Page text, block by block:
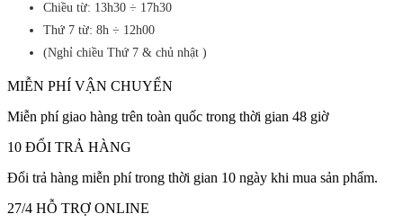
Chiều từ: 13h30 ÷ 17h30
Thứ 7 từ: 8h ÷ 12h00
(Nghỉ chiều Thứ 7 & chủ nhật )
MIỄN PHÍ VẬN CHUYỂN
Miễn phí giao hàng trên toàn quốc trong thời gian 48 giờ
10 ĐỔI TRẢ HÀNG
Đổi trả hàng miễn phí trong thời gian 10 ngày khi mua sản phẩm.
27/4 HỖ TRỢ ONLINE